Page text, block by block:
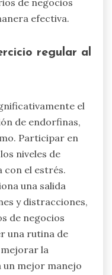
de negocios
efectiva.
regular al
el
de endorfinas,
Participar en
niveles de
con el estrés.
una salida
y distracciones,
de negocios
una rutina de
la
un mejor manejo